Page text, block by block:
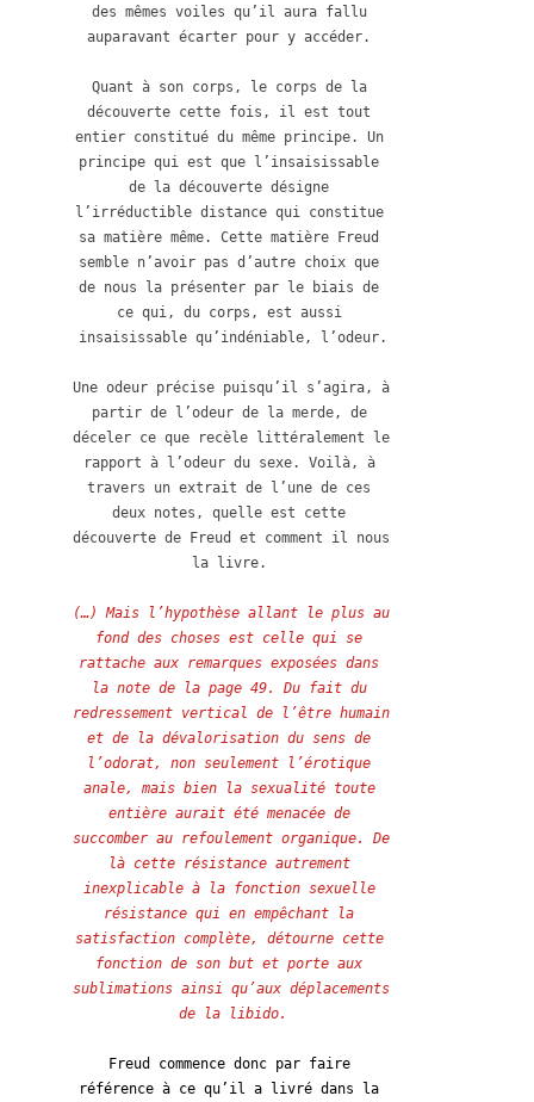
des mêmes voiles qu’il aura fallu
auparavant écarter pour y accéder.
Quant à son corps, le corps de la
découverte cette fois, il est tout
entier constitué du même principe. Un
principe qui est que l’insaisissable
de la découverte désigne
l’irréductible distance qui constitue
sa matière même. Cette matière Freud
semble n’avoir pas d’autre choix que
de nous la présenter par le biais de
ce qui, du corps, est aussi
insaisissable qu’indéniable, l’odeur.
Une odeur précise puisqu’il s’agira, à
partir de l’odeur de la merde, de
déceler ce que recèle littéralement le
rapport à l’odeur du sexe. Voilà, à
travers un extrait de l’une de ces
deux notes, quelle est cette
découverte de Freud et comment il nous
la livre.
(…) Mais l’hypothèse allant le plus au
fond des choses est celle qui se
rattache aux remarques exposées dans
la note de la page 49. Du fait du
redressement vertical de l’être humain
et de la dévalorisation du sens de
l’odorat, non seulement l’érotique
anale, mais bien la sexualité toute
entière aurait été menacée de
succomber au refoulement organique. De
là cette résistance autrement
inexplicable à la fonction sexuelle
résistance qui en empêchant la
satisfaction complète, détourne cette
fonction de son but et porte aux
sublimations ainsi qu’aux déplacements
de la libido.
Freud commence donc par faire
référence à ce qu’il a livré dans la